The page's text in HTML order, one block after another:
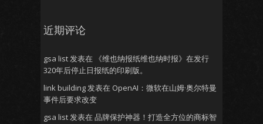
近期评论
gsa list发表在
《维也纳报纸维也纳时报》在发行
320年后停止日报纸的印刷版。
link building发表在 OpenAI：微软在山姆·奥尔特曼
事件后要求改变
gsa list发表在 品牌保护神器！打造全方位的商标智